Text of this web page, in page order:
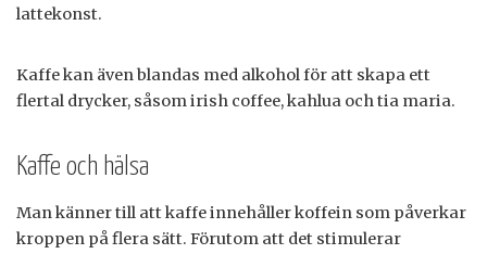
lattekonst.
Kaffe kan även blandas med alkohol för att skapa ett
flertal drycker, såsom irish coffee, kahlua och tia maria.
Kaffe och hälsa
Man känner till att kaffe innehåller koffein som påverkar
kroppen på flera sätt. Förutom att det stimulerar